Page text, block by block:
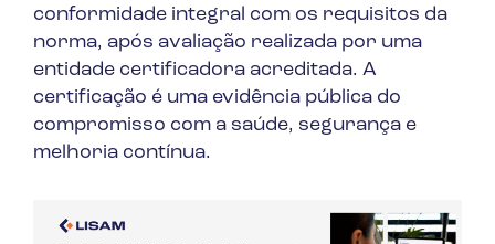
conformidade integral com os requisitos da
norma, após avaliação realizada por uma
entidade certificadora acreditada. A
certificação é uma evidência pública do
compromisso com a saúde, segurança e
melhoria contínua.